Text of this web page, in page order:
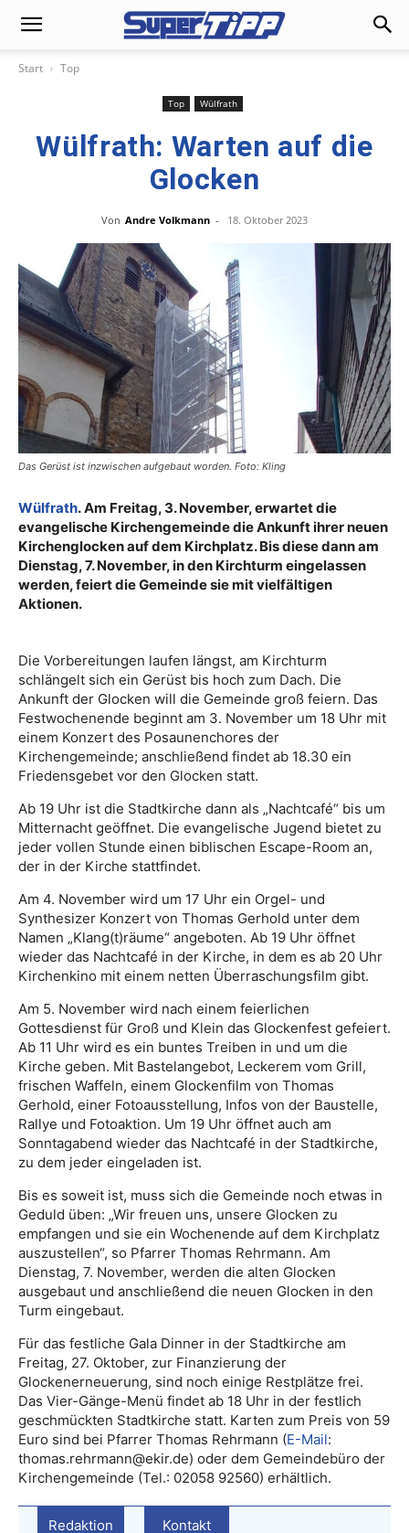
Start Top
Top Wülfrath
Wülfrath: Warten auf die
Glocken
Von Andre Volkmann - 18. Oktober 2023
Das Gerüst ist inzwischen aufgebaut worden. Foto: Kling
Wülfrath. Am Freitag, 3. November, erwartet die
evangelische Kirchengemeinde die Ankunft ihrer neuen
Kirchenglocken auf dem Kirchplatz. Bis diese dann am
Dienstag, 7. November, in den Kirchturm eingelassen
werden, feiert die Gemeinde sie mit vielfältigen
Aktionen.
Die Vorbereitungen laufen längst, am Kirchturm
schlängelt sich ein Gerüst bis hoch zum Dach. Die
Ankunft der Glocken will die Gemeinde groß feiern. Das
Festwochenende beginnt am 3. November um 18 Uhr mit
einem Konzert des Posaunenchores der
Kirchengemeinde; anschließend findet ab 18.30 ein
Friedensgebet vor den Glocken statt.
Ab 19 Uhr ist die Stadtkirche dann als „Nachtcafé“ bis um
Mitternacht geöffnet. Die evangelische Jugend bietet zu
jeder vollen Stunde einen biblischen Escape-Room an,
der in der Kirche stattfindet.
Am 4. November wird um 17 Uhr ein Orgel- und
Synthesizer Konzert von Thomas Gerhold unter dem
Namen „Klang(t)räume“ angeboten. Ab 19 Uhr öffnet
wieder das Nachtcafé in der Kirche, in dem es ab 20 Uhr
Kirchenkino mit einem netten Überraschungsfilm gibt.
Am 5. November wird nach einem feierlichen
Gottesdienst für Groß und Klein das Glockenfest gefeiert.
Ab 11 Uhr wird es ein buntes Treiben in und um die
Kirche geben. Mit Bastelangebot, Leckerem vom Grill,
frischen Waffeln, einem Glockenfilm von Thomas
Gerhold, einer Fotoausstellung, Infos von der Baustelle,
Rallye und Fotoaktion. Um 19 Uhr öffnet auch am
Sonntagabend wieder das Nachtcafé in der Stadtkirche,
zu dem jeder eingeladen ist.
Bis es soweit ist, muss sich die Gemeinde noch etwas in
Geduld üben: „Wir freuen uns, unsere Glocken zu
empfangen und sie ein Wochenende auf dem Kirchplatz
auszustellen“, so Pfarrer Thomas Rehrmann. Am
Dienstag, 7. November, werden die alten Glocken
ausgebaut und anschließend die neuen Glocken in den
Turm eingebaut.
Für das festliche Gala Dinner in der Stadtkirche am
Freitag, 27. Oktober, zur Finanzierung der
Glockenerneuerung, sind noch einige Restplätze frei.
Das Vier-Gänge-Menü findet ab 18 Uhr in der festlich
geschmückten Stadtkirche statt. Karten zum Preis von 59
Euro sind bei Pfarrer Thomas Rehrmann (E-Mail:
thomas.rehrmann@ekir.de) oder dem Gemeindebüro der
Kirchengemeinde (Tel.: 02058 92560) erhältlich.
Redaktion Kontakt